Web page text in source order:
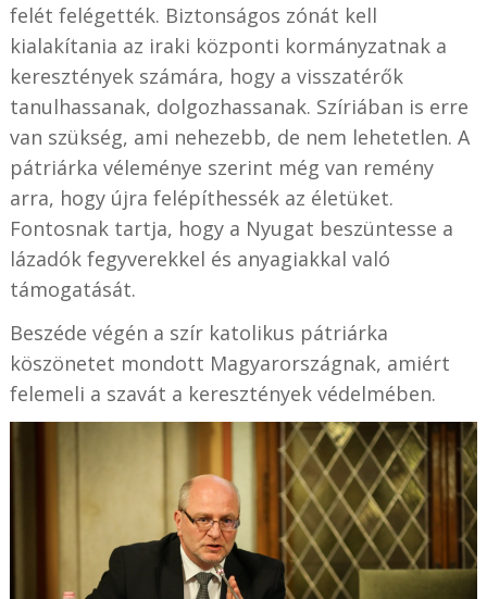
felét felégették. Biztonságos zónát kell
kialakítania az iraki központi kormányzatnak a
keresztények számára, hogy a visszatérők
tanulhassanak, dolgozhassanak. Szíriában is erre
van szükség, ami nehezebb, de nem lehetetlen. A
pátriárka véleménye szerint még van remény
arra, hogy újra felépíthessék az életüket.
Fontosnak tartja, hogy a Nyugat beszüntesse a
lázadók fegyverekkel és anyagiakkal való
támogatását.
Beszéde végén a szír katolikus pátriárka
köszönetet mondott Magyarországnak, amiért
felemeli a szavát a keresztények védelmében.